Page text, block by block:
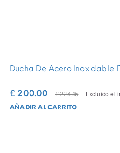
Ducha De Acero Inoxidable
£ 200.00 £ 224.45 Excluido el
AÑADIR AL CARRITO